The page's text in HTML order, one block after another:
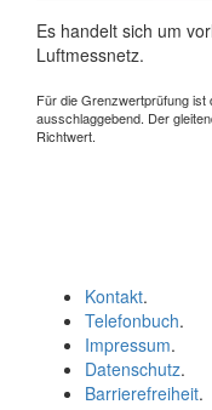
Es handelt sich um
Luftmessnetz.
Für die Grenzwertprüfung
ausschlaggebend. Der
Richtwert.
Kontakt.
Telefonbuch.
Impressum.
Datenschutz.
Barrierefreiheit.